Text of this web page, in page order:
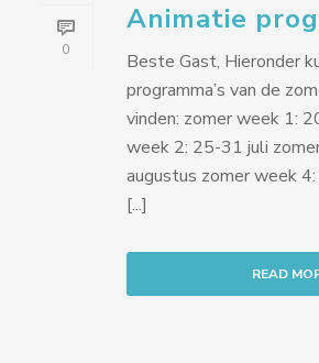
0
Animatie
Beste Gast, Hieronder
programma’s van de
vinden: zomer week 1:
week 2: 25-31 juli
augustus zomer week
[...]
READ